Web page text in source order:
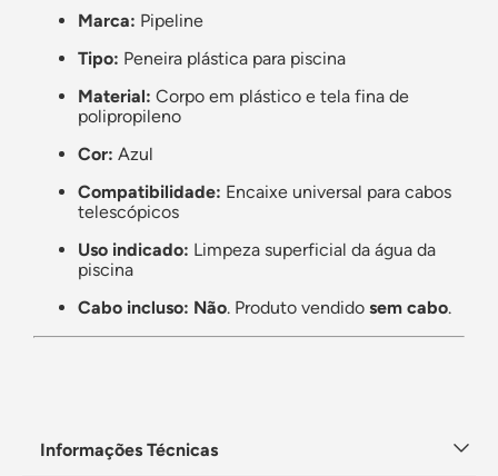
Marca: Pipeline
Tipo: Peneira plástica para piscina
Material: Corpo em plástico e tela fina de
polipropileno
Cor: Azul
Compatibilidade: Encaixe universal para cabos
telescópicos
Uso indicado: Limpeza superficial da água da
piscina
Cabo incluso: Não. Produto vendido sem cabo.
Informações Técnicas